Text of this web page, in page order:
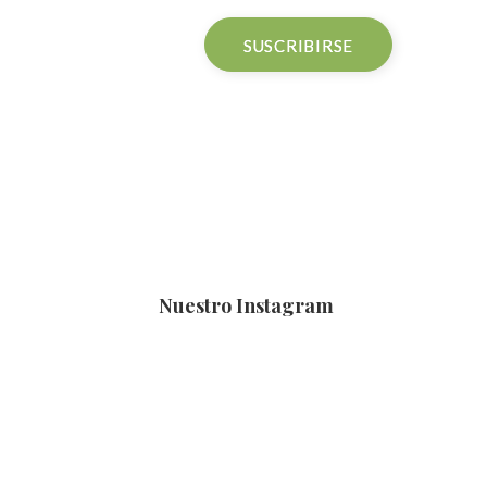
Nuestro Instagram